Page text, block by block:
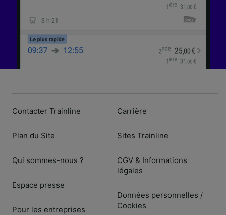
Contacter Trainline
Plan du Site
Qui sommes-nous ?
Espace presse
Pour les entreprises
Carrière
Sites Trainline
CGV & Informations
légales
Données personnelles /
Cookies